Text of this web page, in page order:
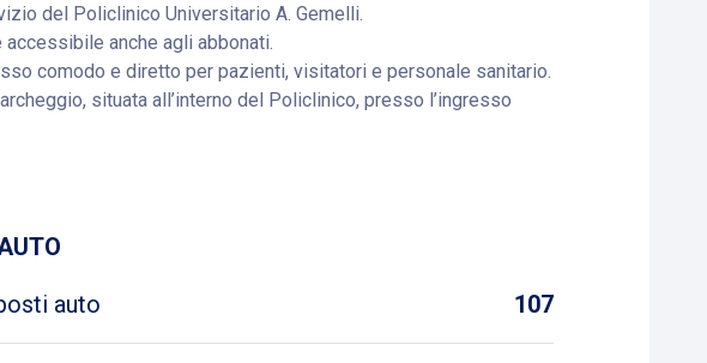
del Policlinico Universitario A. Gemelli.
anche agli abbonati.
comodo e diretto per pazienti, visitatori e personale sanitario.
situata all’interno del Policlinico, presso l’ingresso
auto
107